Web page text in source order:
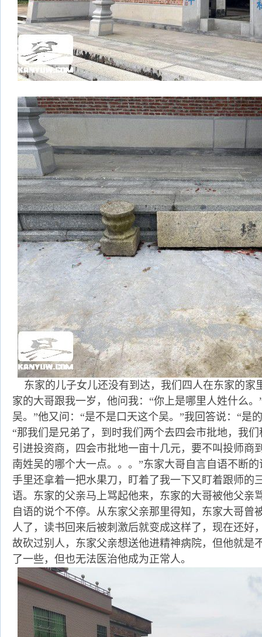
东家的儿子女儿还没有到达，我们四人在东家的家
家的大哥跟我一岁，他问我：“你上是哪里人姓什么
吴。”他又问：“是不是口天这个吴。”我回答说：“是
“那我们是兄弟了，到时我们两个去四会市批地，我
引进投资商，四会市批地一亩十几元，要不叫投师商
南姓吴的哪个大一点。。。”东家大哥自言自语不断
手里还拿着一把水果刀，盯着了我一下又盯着跟师的
语。东家的父亲马上骂起他来，东家的大哥被他父亲
自语的说个不停。从东家父亲那里得知，东家大哥曾
人了，读书回来后被刺激后就变成这样了，现在还好
故砍过别人，东家父亲想送他进精神病院，但他就是
了一些，但也无法医治他成为正常人。